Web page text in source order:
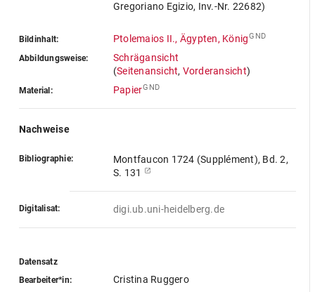
Gregoriano Egizio, Inv.-Nr. 22682)
Bildinhalt: Ptolemaios II., Ägypten, KönigGND
Abbildungsweise:
Schrägansicht
(Seitenansicht, Vorderansicht)
Material: PapierGND
Nachweise
Bibliographie:
Montfaucon 1724 (Supplément), Bd. 2,
S. 131
Digitalisat: digi.ub.uni-heidelberg.de
Datensatz
Bearbeiter*in:
Cristina Ruggero